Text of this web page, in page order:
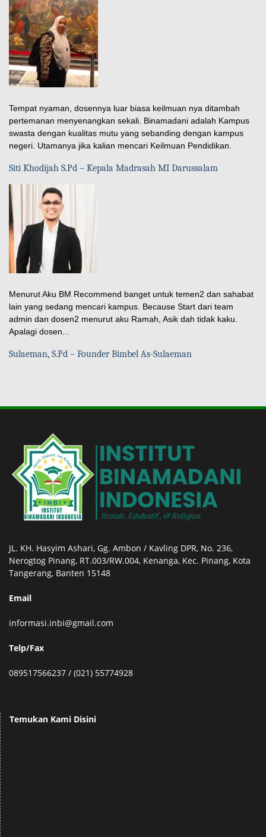
Tempat nyaman, dosennya luar biasa keilmuan nya ditambah
pertemanan menyenangkan sekali. Binamadani adalah Kampus
swasta dengan kualitas mutu yang sebanding dengan kampus
negeri. Utamanya jika kalian mencari Keilmuan Pendidikan.
Siti Khodijah S.Pd – Kepala Madrasah MI Darussalam
Menurut Aku BM Recommend banget untuk temen2 dan sahabat
lain yang sedang mencari kampus. Because Start dari team
admin dan dosen2 menurut aku Ramah, Asik dah tidak kaku.
Apalagi dosen...
Sulaeman, S.Pd – Founder Bimbel As-Sulaeman
JL. KH. Hasyim Ashari, Gg. Ambon / Kavling DPR, No. 236,
Nerogtog Pinang, RT.003/RW.004, Kenanga, Kec. Pinang, Kota
Tangerang, Banten 15148
Email
informasi.inbi@gmail.com
Telp/Fax
089517566237 / (021) 55774928
Temukan Kami Disini